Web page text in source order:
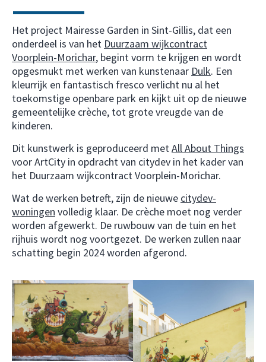
Het project Mairesse Garden in Sint-Gillis, dat een
onderdeel is van het Duurzaam wijkcontract
Voorplein-Morichar, begint vorm te krijgen en wordt
opgesmukt met werken van kunstenaar Dulk. Een
kleurrijk en fantastisch fresco verlicht nu al het
toekomstige openbare park en kijkt uit op de nieuwe
gemeentelijke crèche, tot grote vreugde van de
kinderen.
Dit kunstwerk is geproduceerd metAll About Things
voor ArtCity in opdracht van citydev in het kader van
het Duurzaam wijkcontract Voorplein-Morichar.
Wat de werken betreft, zijn de nieuwe citydev-
woningen volledig klaar. De crèche moet nog verder
worden afgewerkt. De ruwbouw van de tuin en het
rijhuis wordt nog voortgezet. De werken zullen naar
schatting begin 2024 worden afgerond.